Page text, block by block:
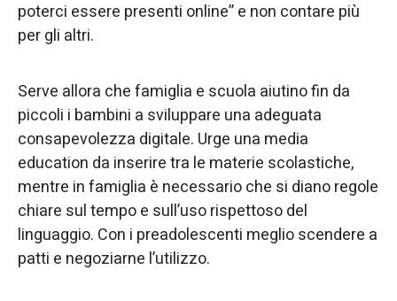
poterci essere presenti online” e non contare più
per gli altri.
Serve allora che famiglia e scuola aiutino fin da
piccoli i bambini a sviluppare una adeguata
consapevolezza digitale. Urge una media
education da inserire tra le materie scolastiche,
mentre in famiglia è necessario che si diano regole
chiare sul tempo e sull’uso rispettoso del
linguaggio. Con i preadolescenti meglio scendere a
patti e negoziarne l’utilizzo.